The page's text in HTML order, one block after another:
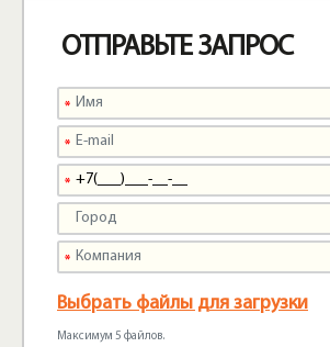
ОТПРАВЬТЕ ЗАПРОС
Выбрать файлы для загрузки
Максимум 5 файлов.